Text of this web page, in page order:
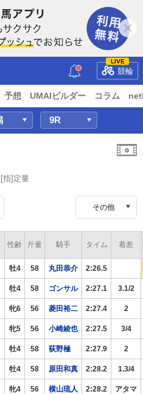
LIVE
競輪
予想 UMAIビルダー コラム
[指]定量
その他
性齢 斤量 騎手 タイム 着差
牡4 58 丸田恭介 2:26.5
牡4 58 ゴンサル 2:27.1 3.1/2
牝6 56 菱田裕二 2:27.4 2
牝5 56 小崎綾也 2:27.5 3/4
牡4 58 荻野極 2:27.9 2
牡4 58 原田和真 2:28.2 1.3/4
牝4 56 横山琉人 2:28.2 アタマ